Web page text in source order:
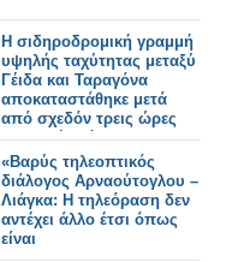
Η σιδηροδρομική γραμμή
υψηλής ταχύτητας μεταξύ
Γέιδα και Ταραγόνα
αποκαταστάθηκε μετά
από σχεδόν τρεις ώρες
διακοπής λόγω
πυρκαγιάς.
«Βαρύς τηλεοπτικός
διάλογος Αρναούτογλου –
Λιάγκα: Η τηλεόραση δεν
αντέχει άλλο έτσι όπως
είναι